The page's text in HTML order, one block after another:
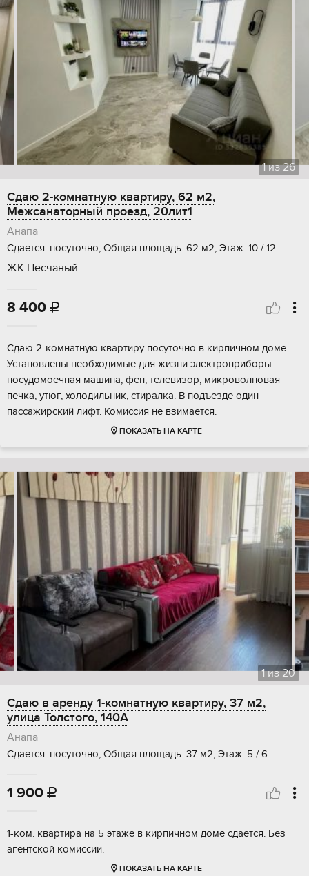
1из26
Сдаю 2-комнатную квартиру, 62 м2,
Межсанаторный проезд, 20лит1
Анапа
Сдается: посуточно, Общая площадь: 62 м2, Этаж: 10 / 12
ЖК Песчаный
8 400 
Сдаю 2-комнатную квартиру посуточно в кирпичном доме.
Установлены необходимые для жизни электроприборы:
посудомоечная машина, фен, телевизор, микроволновая
печка, утюг, холодильник, стиралка. В подъезде один
пассажирский лифт. Комиссия не взимается.
ПОКАЗАТЬ НА КАРТЕ
1из20
Сдаю в аренду 1-комнатную квартиру, 37 м2,
улица Толстого, 140А
Анапа
Сдается: посуточно, Общая площадь: 37 м2, Этаж: 5 / 6
1 900 
1-ком. квартира на 5 этаже в кирпичном доме сдается. Без
агентской комиссии.
ПОКАЗАТЬ НА КАРТЕ